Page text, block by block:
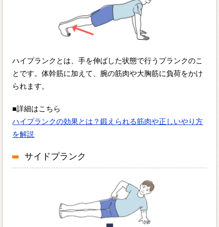
ハイプランクとは、手を伸ばした状態で行うプランクのこ
とです。体幹筋に加えて、腕の筋肉や大胸筋に負荷をかけ
られます。
■詳細はこちら
ハイプランクの効果とは？鍛えられる筋肉や正しいやり方
を解説
サイドプランク